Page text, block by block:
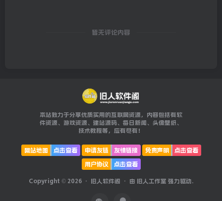
暂无评论内容
本站致力于分享优质实用的互联网资源，内容包括有软
件资源、游戏资源、建站源码、每日新闻、头像壁纸、
技术教程等，应有尽有！
网站地图 点击查看 申请友链 友情链接 免责声明
点击查看
用户协议
点击查看
Copyright © 2026 · 旧人软件阁 · 由 旧人工作室 强力驱动.